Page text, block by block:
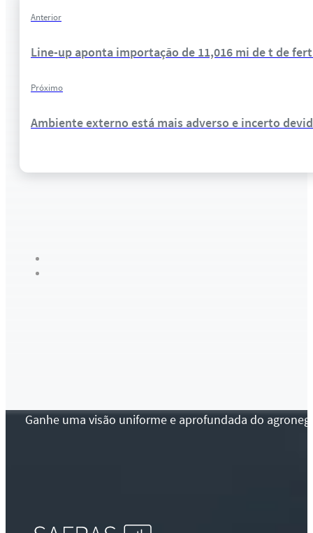
Anterior
Line-up aponta importação de 11,016 mi de t de
Próximo
Ambiente externo está mais adverso e incerto
Ganhe uma visão uniforme e aprofundada do